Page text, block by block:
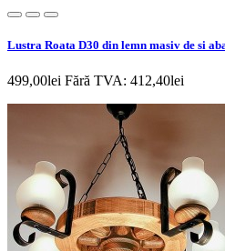
Lustra Roata D30 din lemn masiv de si
499,00lei Fără TVA: 412,40lei